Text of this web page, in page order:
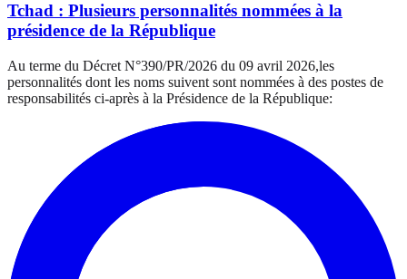
Tchad : Plusieurs personnalités nommées à la
présidence de la République
Au terme du Décret N°390/PR/2026 du 09 avril 2026,les
personnalités dont les noms suivent sont nommées à des postes de
responsabilités ci-après à la Présidence de la République: